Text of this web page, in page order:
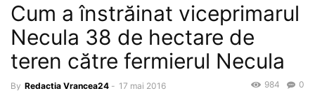
Cum a înstrăinat viceprimarul
Necula 38 de hectare de
teren către fermierul Necula
By Redactia Vrancea24 - 17 mai 2016 0
984